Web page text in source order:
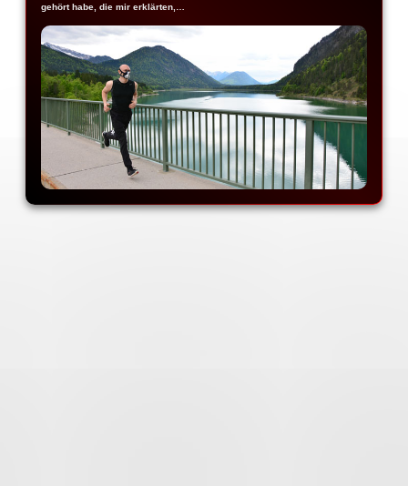
gehört habe, die mir erklärten,…